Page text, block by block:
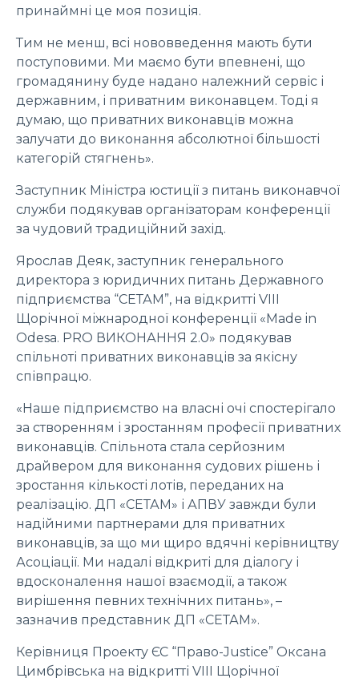
принаймні це моя позиція.
Тим не менш, всі нововведення мають бути
поступовими. Ми маємо бути впевнені, що
громадянину буде надано належний сервіс і
державним, і приватним виконавцем. Тоді я
думаю, що приватних виконавців можна
залучати до виконання абсолютної більшості
категорій стягнень».
Заступник Міністра юстиції з питань виконавчої
служби подякував організаторам конференції
за чудовий традиційний захід.
Ярослав Деяк, заступник генерального
директора з юридичних питань Державного
підприємства “СЕТАМ”, на відкритті VIII
Щорічної міжнародної конференції «Made in
Odesa. PRO ВИКОНАННЯ 2.0» подякував
спільноті приватних виконавців за якісну
співпрацю.
«Наше підприємство на власні очі спостерігало
за створенням і зростанням професії приватних
виконавців. Спільнота стала серйозним
драйвером для виконання судових рішень і
зростання кількості лотів, переданих на
реалізацію. ДП «СЕТАМ» і АПВУ завжди були
надійними партнерами для приватних
виконавців, за що ми щиро вдячні керівництву
Асоціації. Ми надалі відкриті для діалогу і
вдосконалення нашої взаємодії, а також
вирішення певних технічних питань», –
зазначив представник ДП «СЕТАМ».
Керівниця Проекту ЄС “Право-Justice” Оксана
Цимбрівська на відкритті VIII Щорічної